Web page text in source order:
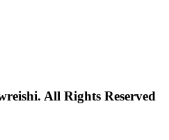
All Rights Reserved